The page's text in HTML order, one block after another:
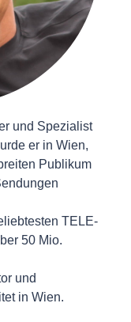
und Spezialist
er in Wien,
Publikum
TELE-
50 Mio.
und
in Wien.